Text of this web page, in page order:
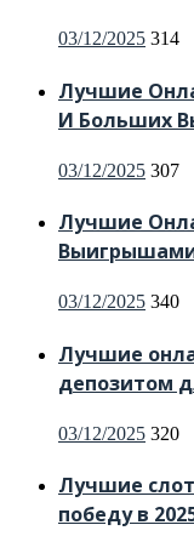
Posted
03/12/2025 314
Лучшие
И Больших
Posted
03/12/2025 307
Лучшие
Выигрышами
Posted
03/12/2025 340
Лучшие
депозитом
Posted
03/12/2025 320
Лучшие
победу в